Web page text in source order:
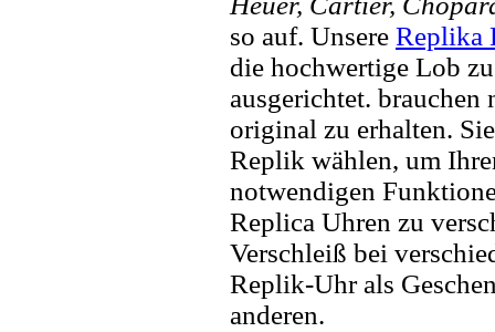
so auf. Unsere Replika
die hochwertige Lob
ausgerichtet. brauchen
original zu erhalten.
Replik wählen, um
notwendigen
Replica Uhren zu
Verschleiß bei
Replik-Uhr als
anderen.